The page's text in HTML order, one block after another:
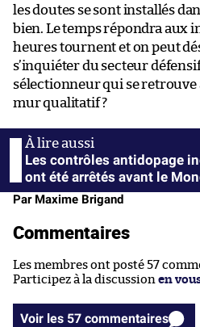
les doutes se sont installés
bien. Le temps répondra aux
heures tournent et on peut
s’inquiéter du secteur
sélectionneur qui se retrouve
mur qualitatif ?
Les contrôles antidopage
ont été arrêtés avant le
Par Maxime Brigand
Commentaires
Les membres ont posté 57
Participez à la discussion en
Voir les 57 commentaires